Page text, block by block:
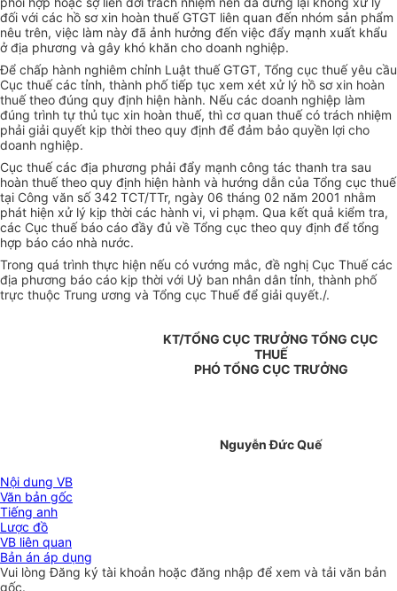
đối với các hồ sơ xin hoàn thuế GTGT liên quan đến nhóm sản phẩm
nêu trên, việc làm này đã ảnh hưởng đến việc đẩy mạnh xuất khẩu
ở địa phương và gây khó khăn cho doanh nghiệp.
Để chấp hành nghiêm chỉnh Luật thuế GTGT, Tổng cục thuế yêu cầu
Cục thuế các tỉnh, thành phố tiếp tục xem xét xử lý hồ sơ xin hoàn
thuế theo đúng quy định hiện hành. Nếu các doanh nghiệp làm
đúng trình tự thủ tục xin hoàn thuế, thì cơ quan thuế có trách nhiệm
phải giải quyết kịp thời theo quy định để đảm bảo quyền lợi cho
doanh nghiệp.
Cục thuế các địa phương phải đẩy mạnh công tác thanh tra sau
hoàn thuế theo quy định hiện hành và hướng dẫn của Tổng cục thuế
tại Công văn số 342 TCT/TTr, ngày 06 tháng 02 năm 2001 nhằm
phát hiện xử lý kịp thời các hành vi, vi phạm. Qua kết quả kiểm tra,
các Cục thuế báo cáo đầy đủ về Tổng cục theo quy định để tổng
hợp báo cáo nhà nước.
Trong quá trình thực hiện nếu có vướng mắc, đề nghị Cục Thuế các
địa phương báo cáo kịp thời với Uỷ ban nhân dân tỉnh, thành phố
trực thuộc Trung ương và Tổng cục Thuế để giải quyết./.
KT/TỔNG CỤC TRƯỞNG TỔNG CỤC
THUẾ
PHÓ TỔNG CỤC TRƯỞNG
Nguyễn Đức Quế
Nội dung VB
Văn bản gốc
Tiếng anh
Lược đồ
VB liên quan
Bản án áp dụng
Vui lòngĐăng ký tài khoản hoặc đăng nhập để xem và tải văn bản
gốc.